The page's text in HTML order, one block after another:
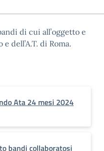
di cui all’oggetto e
dell’A.T. di Roma.
Ata 24 mesi 2024
bandi collaboratosi